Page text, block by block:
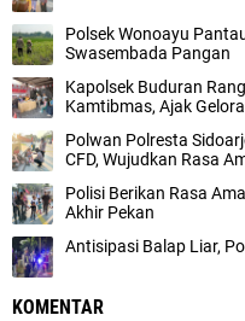
Polsek Wonoayu
Swasembada Pangan
Kapolsek Buduran
Kamtibmas, Ajak
Polwan Polresta
CFD, Wujudkan Rasa
Polisi Berikan Rasa
Akhir Pekan
Antisipasi Balap Liar,
KOMENTAR